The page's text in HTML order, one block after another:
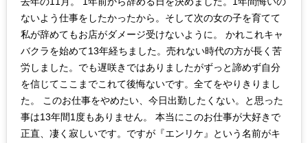
ないよう仕事をしたかったから。そして次の女の子を育てて
私が辞めてもお店がダメージ受けないように。 かれこれキャ
バクラを始めて13年経ちました。売れない時代の方が長く苦
労しました。でも遅咲きではありましたがずっと諦めず自分
を信じてここまでこれて後悔ないです。全てをやりきりまし
た。 このお仕事をやめたい、今日出勤したくない。と思った
事は13年間1度もありません。 本当にこのお仕事が大好きで
正直、凄く寂しいです。ですが『エンリケ』という名前がキ